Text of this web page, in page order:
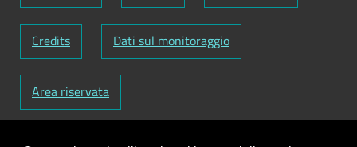
Credits Dati sul monitoraggio
Area riservata